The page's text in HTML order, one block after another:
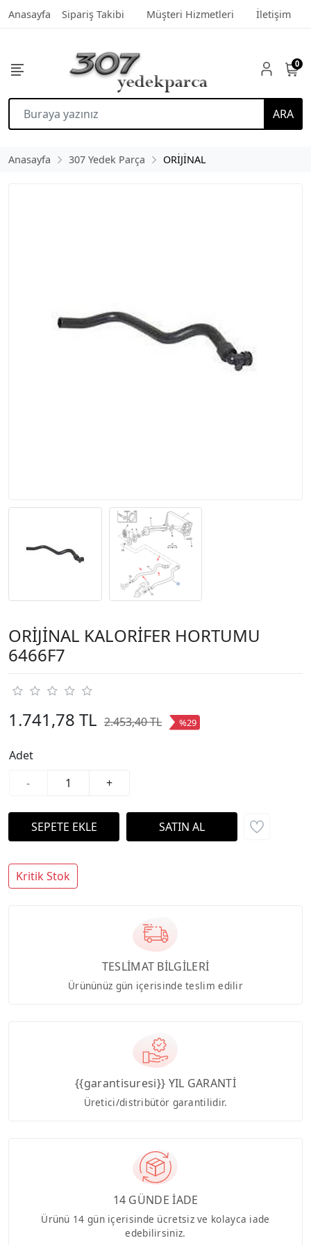
Anasayfa Sipariş Takibi Müşteri Hizmetleri İletişim
ARA
0
Anasayfa 307 Yedek Parça ORİJİNAL
ORİJİNAL KALORİFER HORTUMU
6466F7
1.741,78 TL 2.453,40 TL %29
Adet
-
+
Kritik Stok
TESLİMAT BİLGİLERİ
Ürününüz gün içerisinde teslim edilir
{{garantisuresi}} YIL GARANTİ
Üretici/distribütör garantilidir.
14 GÜNDE İADE
Ürünü 14 gün içerisinde ücretsiz ve kolayca iade
edebilirsiniz.